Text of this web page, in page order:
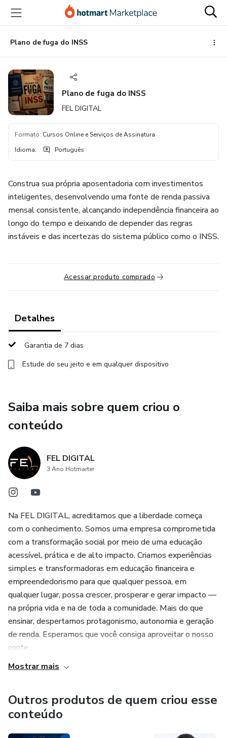
para
conteúdo
principal
para
pagamento
para
rodapé
Plano de fuga do INSS
Plano de fuga do INSS
FEL DIGITAL
Formato: Cursos Online e Serviços de Assinatura
Idioma: Português
Construa sua própria aposentadoria com investimentos
inteligentes, desenvolvendo uma fonte de renda passiva
mensal consistente, alcançando independência financeira ao
longo do tempo e deixando de depender das regras
instáveis e das incertezas do sistema público como o INSS.
Acessar produto comprado
Detalhes
Garantia de 7 dias
Estude do seu jeito e em qualquer dispositivo
Saiba mais sobre quem criou o
conteúdo
FEL DIGITAL
3 Ano Hotmarter
Na FEL DIGITAL, acreditamos que a liberdade começa
com o conhecimento. Somos uma empresa comprometida
com a transformação social por meio de uma educação
acessível, prática e de alto impacto. Criamos experiências
simples e transformadoras em educação financeira e
empreendedorismo para que qualquer pessoa, em
qualquer lugar, possa crescer, prosperar e gerar impacto —
na própria vida e na de toda a comunidade. Mais do que
ensinar, despertamos protagonismo, autonomia e geração
de renda. Esperamos que você consiga aproveitar o nosso
conte...
Mostrar mais
Outros produtos de quem criou esse
conteúdo